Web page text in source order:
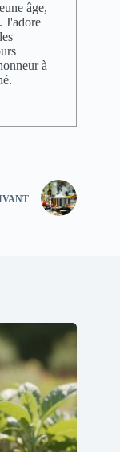
âge,
J'adore
à